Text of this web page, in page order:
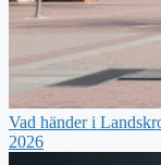
Vad händer i
2026